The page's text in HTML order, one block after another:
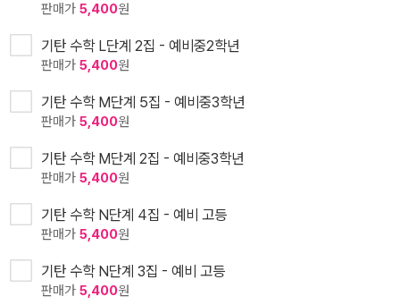
판매가 5,400원
기탄 수학 L단계 2집 - 예비중2학년
판매가 5,400원
기탄 수학 M단계 5집 - 예비중3학년
판매가 5,400원
기탄 수학 M단계 2집 - 예비중3학년
판매가 5,400원
기탄 수학 N단계 4집 - 예비 고등
판매가 5,400원
기탄 수학 N단계 3집 - 예비 고등
판매가 5,400원